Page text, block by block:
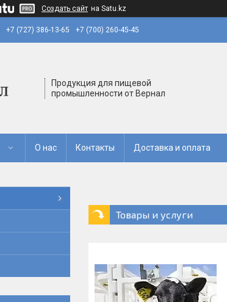
Создать сайт на Satu.kz
+7 (727) 386-13-65 +7 (700) 260-45-45
Продукция для пищевой
промышленности от Вернал
О нас Контакты Доставка и оплата
Товары и услуги